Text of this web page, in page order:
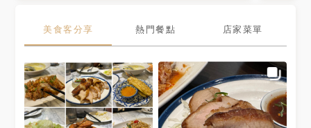
美食客分享 熱門餐點 店家菜單